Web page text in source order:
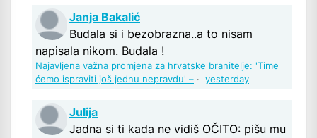
Janja Bakalić
Budala si i bezobrazna..a to nisam
napisala nikom. Budala !
Najavljena važna promjena za hrvatske branitelje: 'Time
ćemo ispraviti još jednu nepravdu' – · yesterday
Julija
Jadna si ti kada ne vidiš OČITO: pišu mu